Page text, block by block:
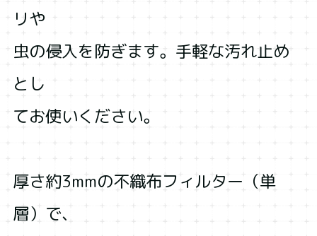
リや
虫の侵入を防ぎます。手軽な汚れ止め
とし
てお使いください。
厚さ約3mmの不織布フィルター（単
層）で、